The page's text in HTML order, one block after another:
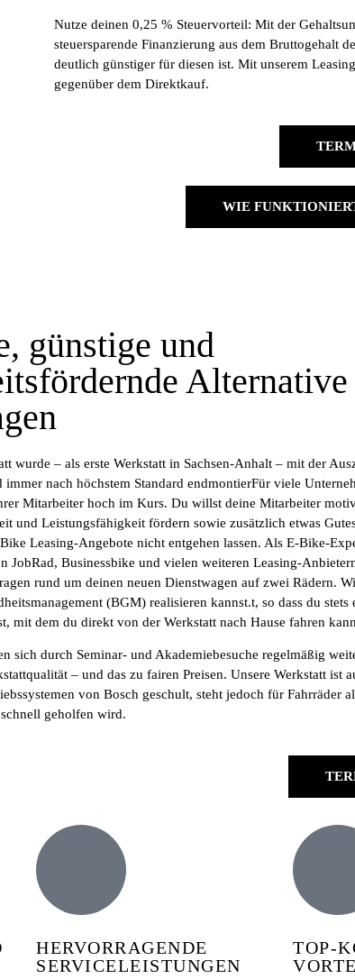
Nutze deinen 0,25 % Steuervorteil: Mit der
steuersparende Finanzierung aus dem Bruttogehalt
deutlich günstiger für diesen ist. Mit unserem
gegenüber dem Direktkauf.
WIE
günstige und
wurde – als erste Werkstatt in Sachsen-Anhalt – mit der
nach höchstem Standard endmontierFür viele
Mitarbeiter hoch im Kurs. Du willst deine Mitarbeiter
und Leistungsfähigkeit fördern sowie zusätzlich etwas
Leasing-Angebote nicht entgehen lassen. Als E-Bike-
JobRad, Businessbike und vielen weiteren Leasing-
rund um deinen neuen Dienstwagen auf zwei Rädern.
(BGM) realisieren kannst.t, so dass du
mit dem du direkt von der Werkstatt nach Hause fahren
sich durch Seminar- und Akademiebesuche regelmäßig
– und das zu fairen Preisen. Unsere Werkstatt ist
von Bosch geschult, steht jedoch für Fahrräder
geholfen wird.
HERVORRAGENDE
SERVICELEISTUNGEN
TOP-